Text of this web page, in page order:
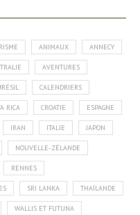
ANIMAUX ANNECY
AVENTURES
CALENDRIERS
RICA CROATIE ESPAGNE
IRAN ITALIE JAPON
NOUVELLE-ZÉLANDE
RENNES
SRI LANKA THAÏLANDE
WALLIS ET FUTUNA